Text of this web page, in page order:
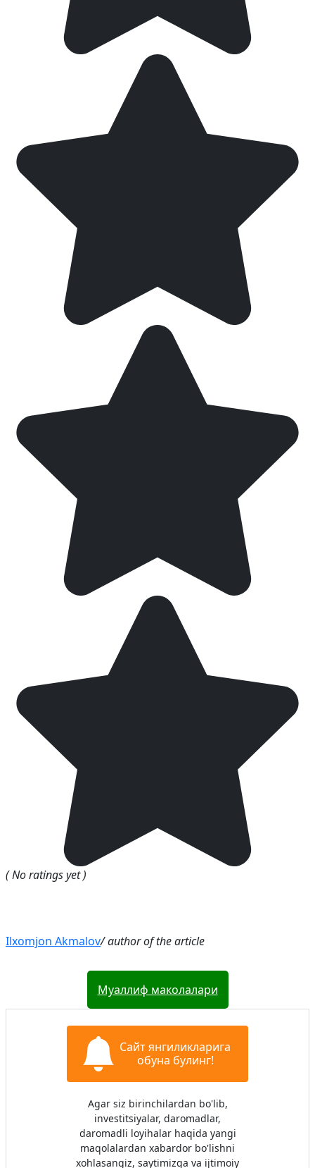
( No ratings yet )
Ilxomjon Akmalov/ author of the article
Муаллиф маколалари
Сайт янгиликларига
обуна булинг!
Agar siz birinchilardan bo'lib,
investitsiyalar, daromadlar,
daromadli loyihalar haqida yangi
maqolalardan xabardor bo'lishni
xohlasangiz, saytimizga va ijtimoiy